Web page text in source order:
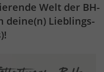
Welt der BH-
deine(n) Lieblings-